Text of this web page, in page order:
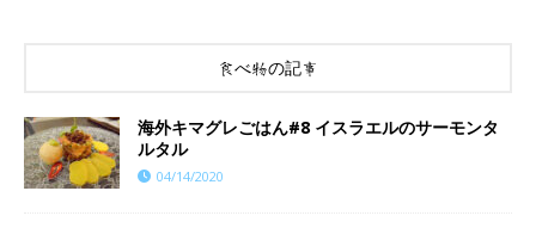
食べ物の記事
海外キマグレごはん#8 イスラエルのサーモンタ
ルタル
04/14/2020